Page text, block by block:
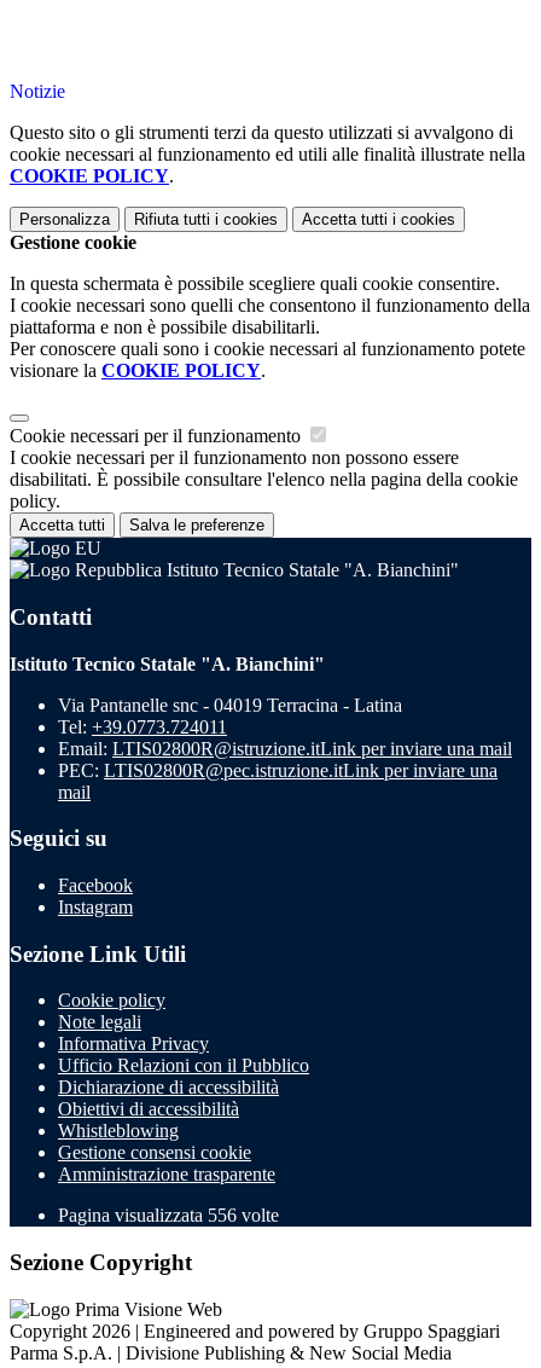
Notizie
Questo sito o gli strumenti terzi da questo utilizzati si avvalgono di
cookie necessari al funzionamento ed utili alle finalità illustrate nella
COOKIE POLICY.
Personalizza Rifiuta tutti i cookies Accetta tutti i cookies
Gestione cookie
In questa schermata è possibile scegliere quali cookie consentire.
I cookie necessari sono quelli che consentono il funzionamento della
piattaforma e non è possibile disabilitarli.
Per conoscere quali sono i cookie necessari al funzionamento potete
visionare la COOKIE POLICY.
Cookie necessari per il funzionamento
I cookie necessari per il funzionamento non possono essere
disabilitati. È possibile consultare l'elenco nella pagina della cookie
policy.
Accetta tutti Salva le preferenze
Istituto Tecnico Statale "A. Bianchini"
Contatti
Istituto Tecnico Statale "A. Bianchini"
Via Pantanelle snc - 04019 Terracina - Latina
Tel: +39.0773.724011
Email: LTIS02800R@istruzione.itLink per inviare una mail
PEC: LTIS02800R@pec.istruzione.itLink per inviare una
mail
Seguici su
Facebook
Instagram
Sezione Link Utili
Cookie policy
Note legali
Informativa Privacy
Ufficio Relazioni con il Pubblico
Dichiarazione di accessibilità
Obiettivi di accessibilità
Whistleblowing
Gestione consensi cookie
Amministrazione trasparente
Pagina visualizzata 556 volte
Sezione Copyright
Copyright 2026 | Engineered and powered by Gruppo Spaggiari
Parma S.p.A. | Divisione Publishing & New Social Media